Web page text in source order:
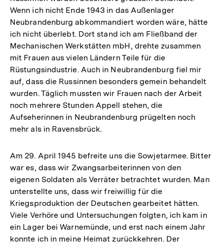
Wenn ich nicht Ende 1943 in das Außenlager
Neubrandenburg abkommandiert worden wäre, hätte
ich nicht überlebt. Dort stand ich am Fließband der
Mechanischen Werkstätten mbH, drehte zusammen
mit Frauen aus vielen Ländern Teile für die
Rüstungsindustrie. Auch in Neubrandenburg fiel mir
auf, dass die Russinnen besonders gemein behandelt
wurden. Täglich mussten wir Frauen nach der Arbeit
noch mehrere Stunden Appell stehen, die
Aufseherinnen in Neubrandenburg prügelten noch
mehr als in Ravensbrück.
Am 29. April 1945 befreite uns die Sowjetarmee. Bitter
war es, dass wir Zwangsarbeiterinnen von den
eigenen Soldaten als Verräter betrachtet wurden. Man
unterstellte uns, dass wir freiwillig für die
Kriegsproduktion der Deutschen gearbeitet hätten.
Viele Verhöre und Untersuchungen folgten, ich kam in
ein Lager bei Warnemünde, und erst nach einem Jahr
konnte ich in meine Heimat zurückkehren. Der